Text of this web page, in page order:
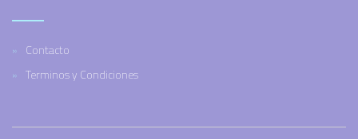
Contacto
Terminos y Condiciones